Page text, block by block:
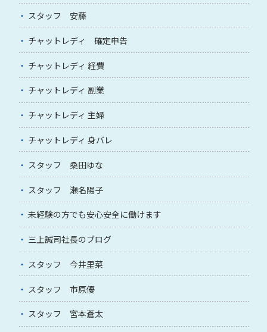
スタッフ 安藤
チャットレディ 確定申告
チャットレディ 経費
チャットレディ 副業
チャットレディ 主婦
チャットレディ 身バレ
スタッフ 桑田ゆな
スタッフ 瀬名陽子
未経験の方でも安心安全に働けます
三上誠司社長のブログ
スタッフ 今井里菜
スタッフ 市原優
スタッフ 宮本蒼太